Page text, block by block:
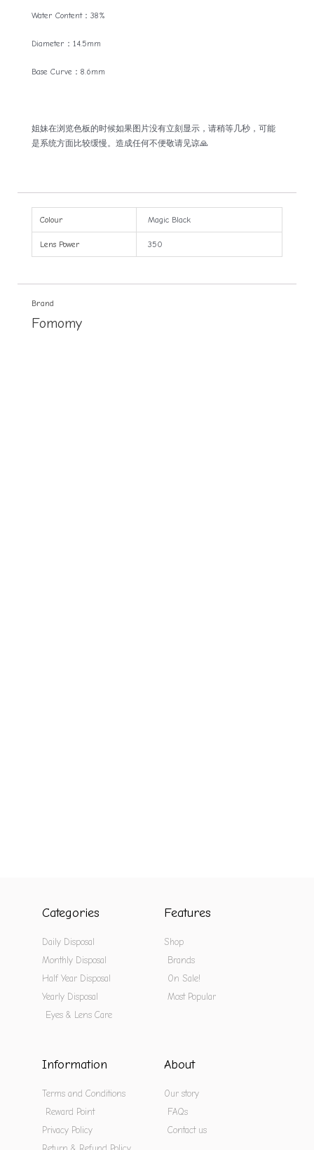
Water Content：38%
Diameter：14.5mm
Base Curve：8.6mm
姐妹在浏览色板的时候如果图片没有立刻显示，请稍等几秒，可能
是系统方面比较缓慢。造成任何不便敬请见谅🙏
Colour Magic Black
Lens Power 350
Brand
Fomomy
Categories
Daily Disposal
Monthly Disposal
Half Year Disposal
Yearly Disposal
Eyes & Lens Care
Features
Shop
Brands
On Sale!
Most Popular
Information
Terms and Conditions
Reward Point
Privacy Policy
About
Our story
FAQs
Contact us